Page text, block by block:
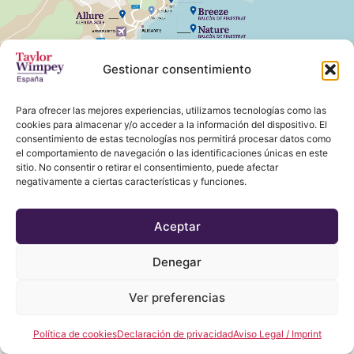
Gestionar consentimiento
Para ofrecer las mejores experiencias, utilizamos tecnologías como las
cookies para almacenar y/o acceder a la información del dispositivo. El
consentimiento de estas tecnologías nos permitirá procesar datos como
el comportamiento de navegación o las identificaciones únicas en este
sitio. No consentir o retirar el consentimiento, puede afectar
negativamente a ciertas características y funciones.
Aceptar
Denegar
Ver preferencias
Política de cookiesDeclaración de privacidadAviso Legal / Imprint